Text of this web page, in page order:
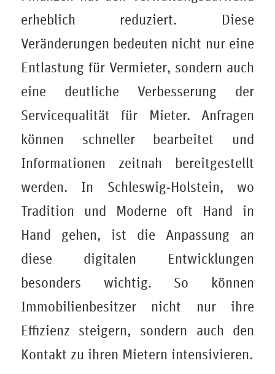
erheblich reduziert. Diese
Veränderungen bedeuten nicht nur eine
Entlastung für Vermieter, sondern auch
eine deutliche Verbesserung der
Servicequalität für Mieter. Anfragen
können schneller bearbeitet und
Informationen zeitnah bereitgestellt
werden. In Schleswig-Holstein, wo
Tradition und Moderne oft Hand in
Hand gehen, ist die Anpassung an
diese digitalen Entwicklungen
besonders wichtig. So können
Immobilienbesitzer nicht nur ihre
Effizienz steigern, sondern auch den
Kontakt zu ihren Mietern intensivieren.